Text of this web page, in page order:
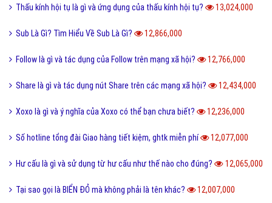
Thấu kính hội tụ là gì và ứng dụng của thấu kính hội tụ? 13,024,000
Sub Là Gì? Tìm Hiểu Về Sub Là Gì? 12,866,000
Follow là gì và tác dụng của Follow trên mạng xã hội? 12,766,000
Share là gì và tác dụng nút Share trên các mạng xã hội? 12,434,000
Xoxo là gì và ý nghĩa của Xoxo có thể bạn chưa biết? 12,236,000
Số hotline tổng đài Giao hàng tiết kiệm, ghtk miễn phí 12,077,000
Hư cấu là gì và sử dụng từ hư cấu như thế nào cho đúng? 12,065,000
Tại sao gọi là BIỂN ĐỎ mà không phải là tên khác? 12,007,000